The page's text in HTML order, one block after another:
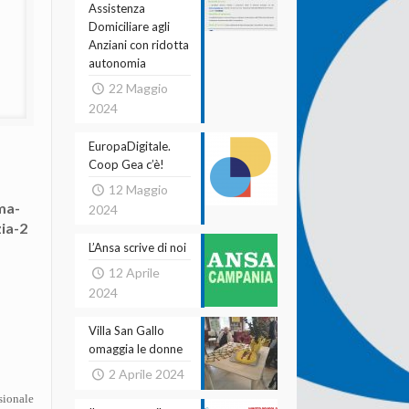
Assistenza
Domiciliare agli
Anziani con ridotta
autonomia
22 Maggio
2024
EuropaDigitale.
Coop Gea c’è!
12 Maggio
2024
L’Ansa scrive di noi
12 Aprile
2024
Villa San Gallo
omaggia le donne
2 Aprile 2024